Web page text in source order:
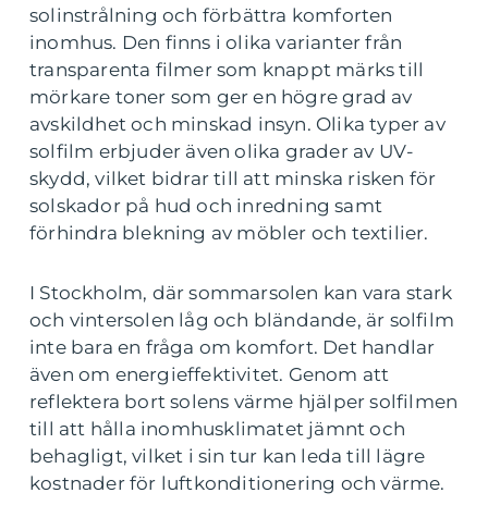
solinstrålning och förbättra komforten
inomhus. Den finns i olika varianter från
transparenta filmer som knappt märks till
mörkare toner som ger en högre grad av
avskildhet och minskad insyn. Olika typer av
solfilm erbjuder även olika grader av UV-
skydd, vilket bidrar till att minska risken för
solskador på hud och inredning samt
förhindra blekning av möbler och textilier.
I Stockholm, där sommarsolen kan vara stark
och vintersolen låg och bländande, är solfilm
inte bara en fråga om komfort. Det handlar
även om energieffektivitet. Genom att
reflektera bort solens värme hjälper solfilmen
till att hålla inomhusklimatet jämnt och
behagligt, vilket i sin tur kan leda till lägre
kostnader för luftkonditionering och värme.